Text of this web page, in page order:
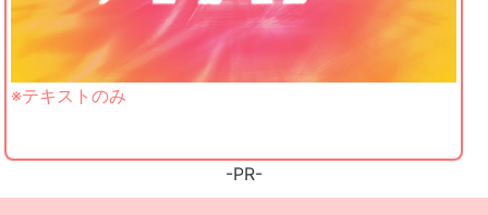
※テキストのみ
-PR-